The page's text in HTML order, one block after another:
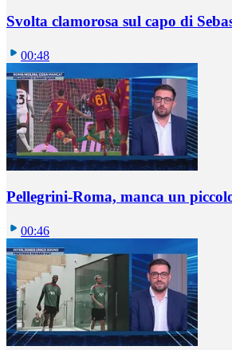
Svolta clamorosa sul capo di
00:48
Pellegrini-Roma, manca un
00:46